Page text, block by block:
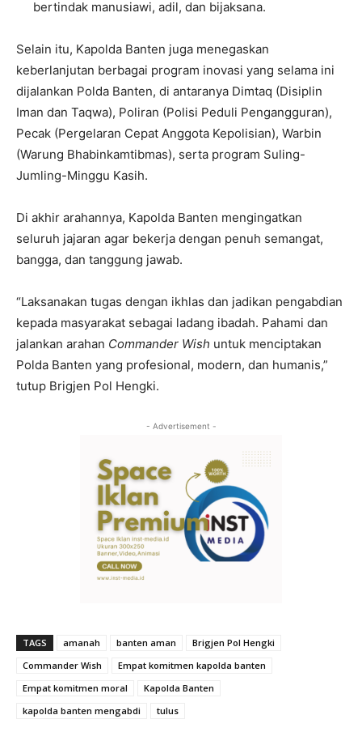
bertindak manusiawi, adil, dan bijaksana.
Selain itu, Kapolda Banten juga menegaskan
keberlanjutan berbagai program inovasi yang selama ini
dijalankan Polda Banten, di antaranya Dimtaq (Disiplin
Iman dan Taqwa), Poliran (Polisi Peduli Pengangguran),
Pecak (Pergelaran Cepat Anggota Kepolisian), Warbin
(Warung Bhabinkamtibmas), serta program Suling-
Jumling-Minggu Kasih.
Di akhir arahannya, Kapolda Banten mengingatkan
seluruh jajaran agar bekerja dengan penuh semangat,
bangga, dan tanggung jawab.
“Laksanakan tugas dengan ikhlas dan jadikan pengabdian
kepada masyarakat sebagai ladang ibadah. Pahami dan
jalankan arahan Commander Wish untuk menciptakan
Polda Banten yang profesional, modern, dan humanis,”
tutup Brigjen Pol Hengki.
- Advertisement -
TAGS amanah banten aman
Brigjen Pol Hengki
Commander Wish
Empat komitmen kapolda banten
Empat komitmen moral
Kapolda Banten
kapolda banten mengabdi
tulus